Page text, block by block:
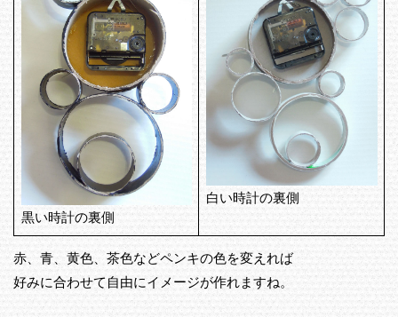
黒い時計の裏側
白い時計の裏側
赤、青、黄色、茶色などペンキの色を変えれば
好みに合わせて自由にイメージが作れますね。